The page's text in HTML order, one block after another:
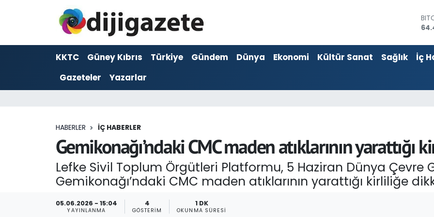
KKTC Güney Kıbrıs Türkiye Gündem Dünya Ekonomi Kültür Sanat Sağlık İç
Gazeteler
Yazarlar
HABERLER İÇ HABERLER
Gemikonağı’ndaki CMC maden atıklarının
Lefke Sivil Toplum Örgütleri Platformu, 5 Haziran Dünya Çevre
Gemikonağı’ndaki CMC maden atıklarının yarattığı kirliliğe
05.06.2026 - 15:04
YAYINLANMA
4
GÖSTERIM
1 DK
OKUNMA SÜRESI
ADVERTORIAL
Dijigazete
Foto Galeri
Hava Durumu
Trafik Durumu
Son Dakika Haberleri
Haber Arşivi